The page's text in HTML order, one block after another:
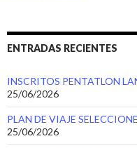
ENTRADAS RECIENTES
INSCRITOS PENTATLON
25/06/2026
PLAN DE VIAJE
25/06/2026